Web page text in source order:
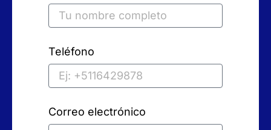
Teléfono
Correo electrónico